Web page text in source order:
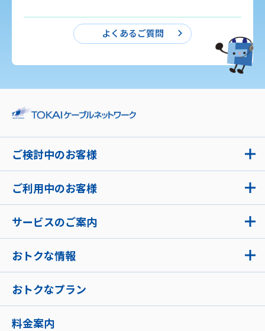
よくあるご質問
ご検討中のお客様
ご利用中のお客様
サービスのご案内
おトクな情報
おトクなプラン
料金案内